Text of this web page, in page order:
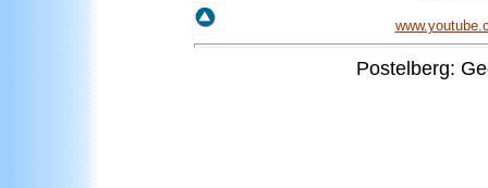
Postelberg: